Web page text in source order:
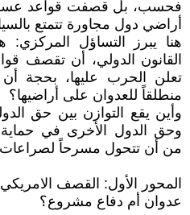
فحسب، بل قصفت قواعد
أراضي دول مجاورة تتمتع
هنا يبرز التساؤل
القانون الدولي، أن تقصف
تعلن الحرب عليها، بحجة
منطلقاً للعدوان على أراضيها؟
وأين يقع التوازن بين حق
وحق الدول الأخرى في حماية
من أن تتحول مسرحاً لصراعات
المحور الأول: القصف
عدوان أم دفاع مشروع؟